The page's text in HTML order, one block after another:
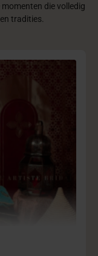
die volledig
tradities.